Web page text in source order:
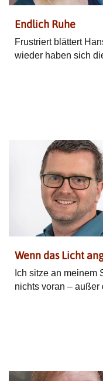
Endlich Ruhe
Frustriert blättert
wieder haben sich
Wenn das Licht
Ich sitze an meinem
nichts voran – außer